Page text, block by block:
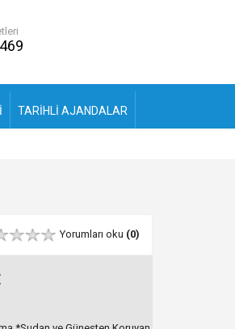
TARİHLİ AJANDALAR
Yorumları oku (0)